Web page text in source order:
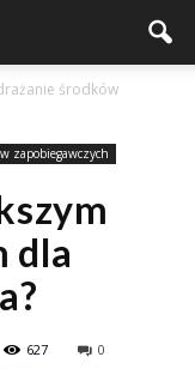
środków
zapobiegawczych
dla
627 0